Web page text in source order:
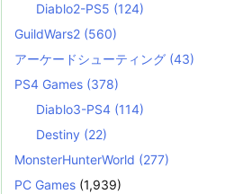
Diablo2-PS5 (124)
GuildWars2 (560)
アーケードシューティング (43)
PS4 Games (378)
Diablo3-PS4 (114)
Destiny (22)
MonsterHunterWorld (277)
PC Games (1,939)